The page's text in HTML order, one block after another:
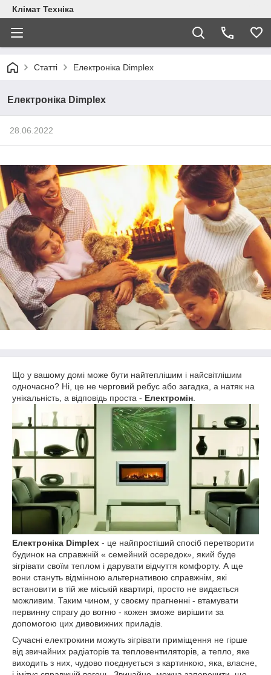
Клімат Техніка
Статті Електроніка Dimplex
Електроніка Dimplex
28.06.2022
Що у вашому домі може бути найтеплішим і найсвітлішим
одночасно? Ні, це не черговий ребус або загадка, а натяк на
унікальність, а відповідь проста - Електромін
Електроніка Dimplex - це найпростіший спосіб перетворити
будинок на справжній « семейний осередок», який буде
зігрівати своїм теплом і дарувати відчуття комфорту. А ще
вони стануть відмінною альтернативою справжнім, які
встановити в тій же міській квартирі, просто не видається
можливим. Таким чином, у своєму прагненні - втамувати
первинну спрагу до вогню - кожен зможе вирішити за
допомогою цих дивовижних приладів.
Сучасні електрокини можуть зігрівати приміщення не гірше
від звичайних радіаторів та тепловентиляторів, а тепло, яке
виходить з них, чудово поєднується з картинкою, яка, власне,